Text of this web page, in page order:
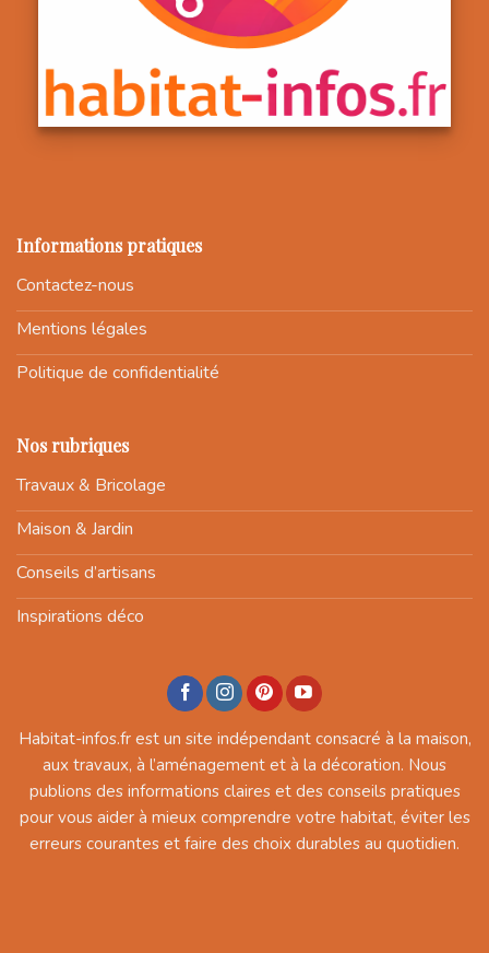
Informations pratiques
Contactez-nous
Mentions légales
Politique de confidentialité
Nos rubriques
Travaux & Bricolage
Maison & Jardin
Conseils d’artisans
Inspirations déco
Habitat-infos.fr est un site indépendant consacré à la maison,
aux travaux, à l’aménagement et à la décoration. Nous
publions des informations claires et des conseils pratiques
pour vous aider à mieux comprendre votre habitat, éviter les
erreurs courantes et faire des choix durables au quotidien.